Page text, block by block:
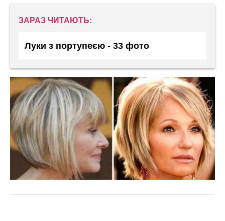
ЗАРАЗ ЧИТАЮТЬ:
Луки з портупеєю - 33 фото